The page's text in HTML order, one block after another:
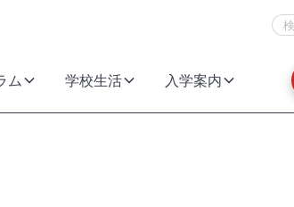
ム 学校生活 入学案内